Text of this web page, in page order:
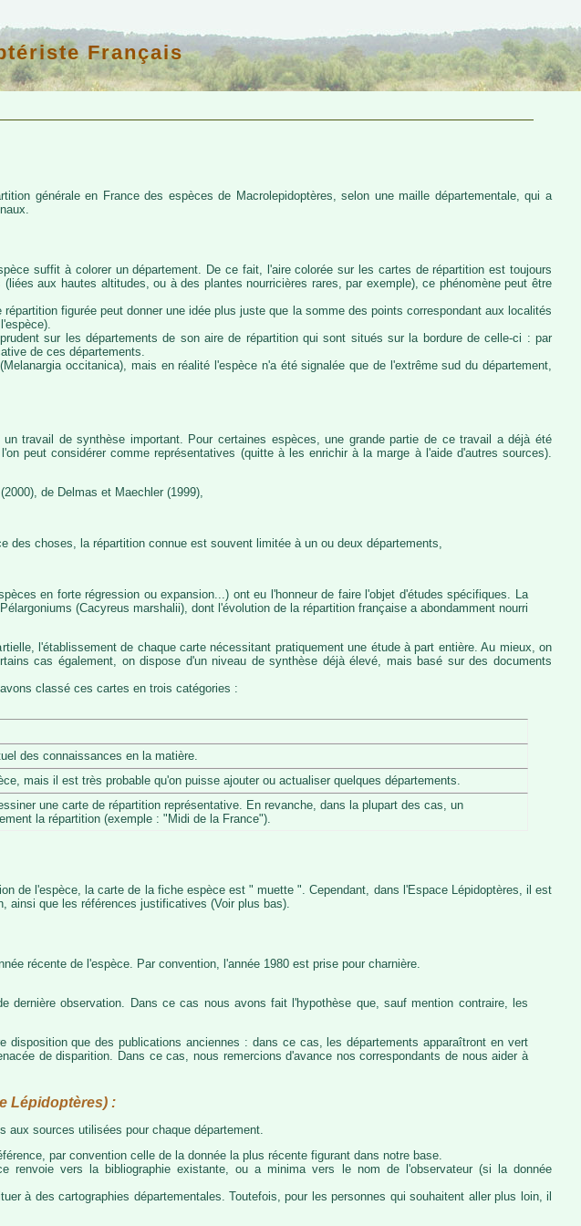
Français
générale en France des espèces de Macrolepidoptères, selon une maille départementale, qui a
suffit à colorer un département. De ce fait, l'aire colorée sur les cartes de répartition est toujours
aux hautes altitudes, ou à des plantes nourricières rares, par exemple), ce phénomène peut être
figurée peut donner une idée plus juste que la somme des points correspondant aux localités
sur les départements de son aire de répartition qui sont situés sur la bordure de celle-ci : par
de ces départements.
occitanica), mais en réalité l'espèce n'a été signalée que de l'extrême sud du département,
travail de synthèse important. Pour certaines espèces, une grande partie de ce travail a déjà été
peut considérer comme représentatives (quitte à les enrichir à la marge à l'aide d'autres sources).
de Delmas et Maechler (1999),
choses, la répartition connue est souvent limitée à un ou deux départements,
en forte régression ou expansion...) ont eu l'honneur de faire l'objet d'études spécifiques. La
(Cacyreus marshalii), dont l'évolution de la répartition française a abondamment nourri
l'établissement de chaque carte nécessitant pratiquement une étude à part entière. Au mieux, on
cas également, on dispose d'un niveau de synthèse déjà élevé, mais basé sur des documents
classé ces cartes en trois catégories :
des connaissances en la matière.
mais il est très probable qu'on puisse ajouter ou actualiser quelques départements.
une carte de répartition représentative. En revanche, dans la plupart des cas, un
la répartition (exemple : "Midi de la France").
de l'espèce, la carte de la fiche espèce est " muette ". Cependant, dans l'Espace Lépidoptères, il est
ainsi que les références justificatives (Voir plus bas).
récente de l'espèce. Par convention, l'année 1980 est prise pour charnière.
observation. Dans ce cas nous avons fait l'hypothèse que, sauf mention contraire, les
que des publications anciennes : dans ce cas, les départements apparaîtront en vert
de disparition. Dans ce cas, nous remercions d'avance nos correspondants de nous aider à
Lépidoptères) :
sources utilisées pour chaque département.
par convention celle de la donnée la plus récente figurant dans notre base.
renvoie vers la bibliographie existante, ou a minima vers le nom de l'observateur (si la donnée
à des cartographies départementales. Toutefois, pour les personnes qui souhaitent aller plus loin, il